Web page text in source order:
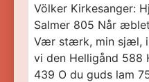
Völker Kirkesanger:
Salmer 805 Når
Vær stærk, min sjæl, i
vi den Helligånd 588
439 O du guds lam